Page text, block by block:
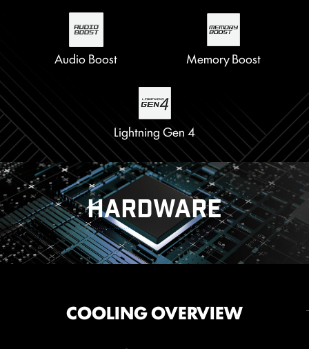
Audio Boost Memory Boost
Lightning Gen 4
HARDWARE
COOLING OVERVIEW
CORE BOOST
MSI DRIVER UTILITY INSTALLER